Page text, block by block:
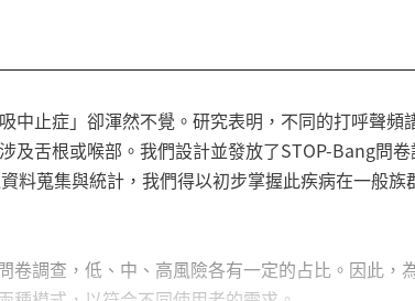
中止症」卻渾然不覺。研究表明，不同的打呼聲
及舌根或喉部。我們設計並發放了STOP-Bang問
料蒐集與統計，我們得以初步掌握此疾病在一般
調查，低、中、高風險各有一定的占比。因此，